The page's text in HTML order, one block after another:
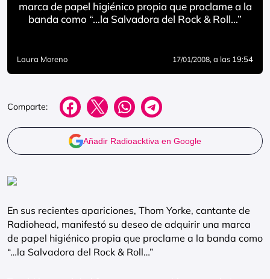
marca de papel higiénico propia que proclame a la
banda como “…la Salvadora del Rock & Roll…”
Laura Moreno 17/01/2008, a las 19:54
Comparte:
Añadir Radioacktiva en Google
En sus recientes apariciones, Thom Yorke, cantante de
Radiohead, manifestó su deseo de adquirir una marca
de papel higiénico propia que proclame a la banda como
“…la Salvadora del Rock & Roll…”